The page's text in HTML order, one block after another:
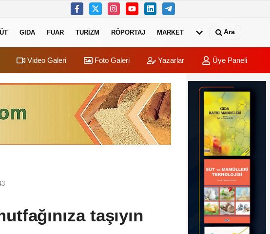
GIDA FUAR TURIZM RÖPORTAJ MARKET Ara
Video Galeri Foto Galeri Yazarlar Üye Paneli
taşıyın